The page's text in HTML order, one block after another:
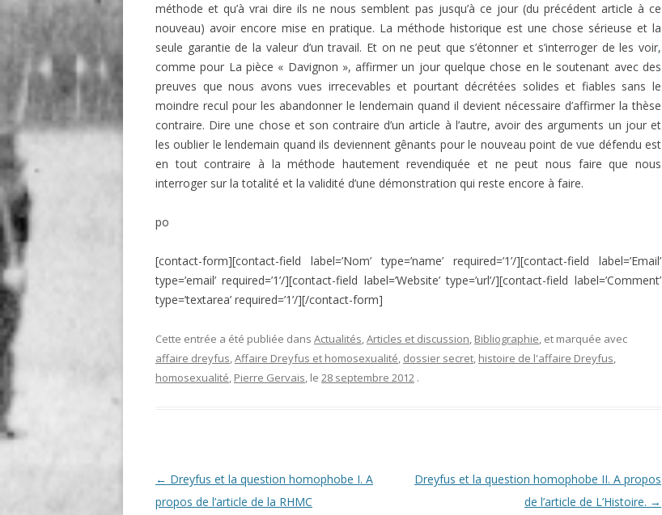
méthode et qu’à vrai dire ils ne nous semblent pas jusqu’à ce jour (du précédent article à ce
nouveau) avoir encore mise en pratique. La méthode historique est une chose sérieuse et la
seule garantie de la valeur d’un travail. Et on ne peut que s’étonner et s’interroger de les voir,
comme pour La pièce « Davignon », affirmer un jour quelque chose en le soutenant avec des
preuves que nous avons vues irrecevables et pourtant décrétées solides et fiables sans le
moindre recul pour les abandonner le lendemain quand il devient nécessaire d’affirmer la thèse
contraire. Dire une chose et son contraire d’un article à l’autre, avoir des arguments un jour et
les oublier le lendemain quand ils deviennent gênants pour le nouveau point de vue défendu est
en tout contraire à la méthode hautement revendiquée et ne peut nous faire que nous
interroger sur la totalité et la validité d’une démonstration qui reste encore à faire.
po
[contact-form][contact-field label=’Nom’ type=’name’ required=’1’/][contact-field label=’Email’
type=’email’ required=’1’/][contact-field label=’Website’ type=’url’/][contact-field label=’Comment’
type=’textarea’ required=’1’/][/contact-form]
Cette entrée a été publiée dans Actualités,Articles et discussion, Bibliographie, et marquée avec
affaire dreyfus,Affaire Dreyfus et homosexualité, dossier secret, histoire de l'affaire Dreyfus,
homosexualité, Pierre Gervais, le 28 septembre 2012 .
Navigation
des
← Dreyfus et la question homophobe I. A
propos de l’article de la RHMC
Dreyfus et la question homophobe II. A propos
de l’article de L’Histoire. →